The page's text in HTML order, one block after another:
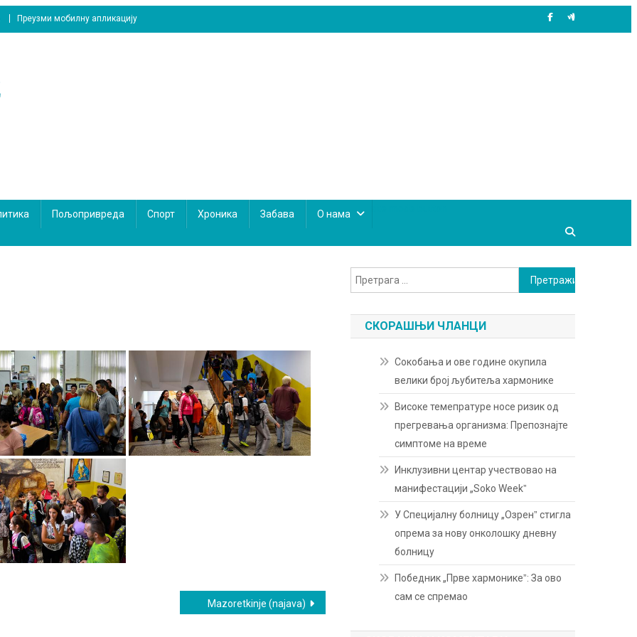
Преузми мобилну апликацију
Пољопривреда Спорт Хроника Забава О нама
Mazoretkinje (najava)
Претрага
за:
СКОРАШЊИ ЧЛАНЦИ
Сокобања и ове године окупила
велики број љубитеља хармонике
Високе темепратуре носе ризик од
прегревања организма: Препознајте
симптоме на време
Инклузивни центар учествовао на
манифестацији „Soko Weekˮ
У Специјалну болницу „Озренˮ стигла
опрема за нову онколошку дневну
болницу
Победник „Прве хармоникеˮ: За ово
сам се спремао